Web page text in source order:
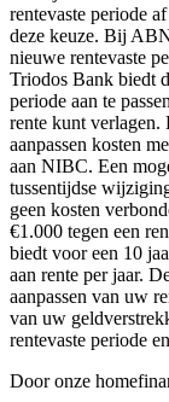
rentevaste periode
deze keuze. Bij
nieuwe rentevaste
Triodos Bank biedt
periode aan te
rente kunt verlagen.
aanpassen kosten
aan NIBC. Een
tussentijdse
geen kosten
€1.000 tegen een
biedt voor een 10
aan rente per jaar.
aanpassen van uw
van uw
rentevaste periode
Door onze